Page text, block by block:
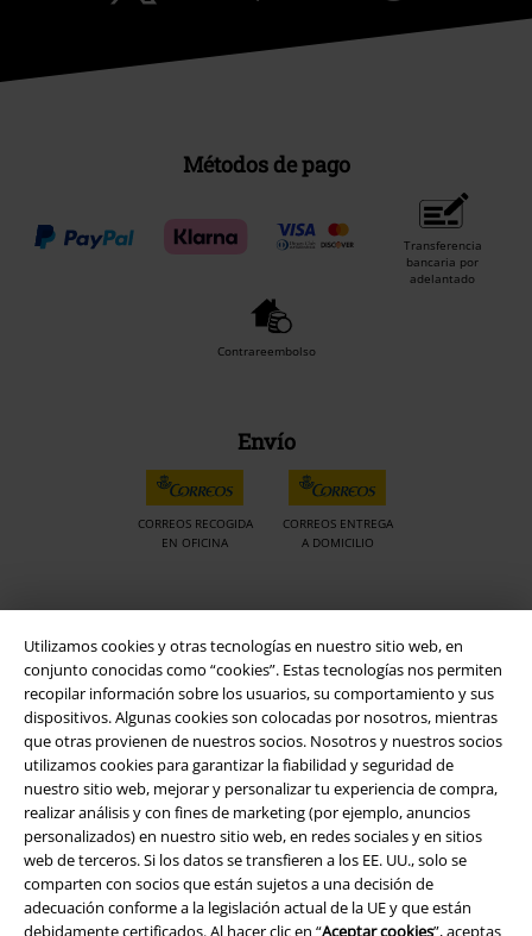
Utilizamos cookies y otras tecnologías en nuestro sitio web, en
conjunto conocidas como “cookies”. Estas tecnologías nos permiten
recopilar información sobre los usuarios, su comportamiento y sus
dispositivos. Algunas cookies son colocadas por nosotros, mientras
que otras provienen de nuestros socios. Nosotros y nuestros socios
utilizamos cookies para garantizar la fiabilidad y seguridad de
nuestro sitio web, mejorar y personalizar tu experiencia de compra,
realizar análisis y con fines de marketing (por ejemplo, anuncios
personalizados) en nuestro sitio web, en redes sociales y en sitios
web de terceros. Si los datos se transfieren a los EE. UU., solo se
comparten con socios que están sujetos a una decisión de
adecuación conforme a la legislación actual de la UE y que están
debidamente certificados. Al hacer clic en “Aceptar cookies”, aceptas
Métodos de pago
Transferencia
bancaria por
adelantado
Contrareembolso
Envío
CORREOS RECOGIDA
EN OFICINA
CORREOS ENTREGA
A DOMICILIO
App de EMP
¡Descarga la nueva App EMP totalmente GRATIS y disfruta de todas
sus nuevas funciones y ventajas!
A Warner Music Group Company